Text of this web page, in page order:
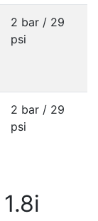
2 bar / 29
psi
2 bar / 29
psi